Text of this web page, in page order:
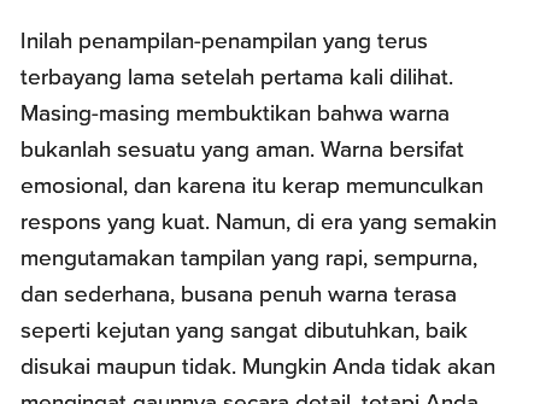
Inilah penampilan-penampilan yang terus
terbayang lama setelah pertama kali dilihat.
Masing-masing membuktikan bahwa warna
bukanlah sesuatu yang aman. Warna bersifat
emosional, dan karena itu kerap memunculkan
respons yang kuat. Namun, di era yang semakin
mengutamakan tampilan yang rapi, sempurna,
dan sederhana, busana penuh warna terasa
seperti kejutan yang sangat dibutuhkan, baik
disukai maupun tidak. Mungkin Anda tidak akan